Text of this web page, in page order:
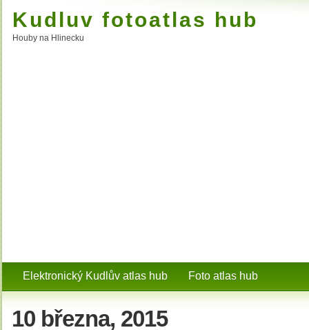
Kudluv fotoatlas hub
Houby na Hlinecku
Elektronický Kudlův atlas hub Foto atlas hub
10 března, 2015